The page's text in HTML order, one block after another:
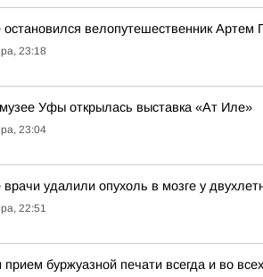
велопутешественник Артем
23:18
Уфы открылась выставка «Ат Иле»
23:04
удалили опухоль в мозге у
22:51
буржуазной печати всегда и во